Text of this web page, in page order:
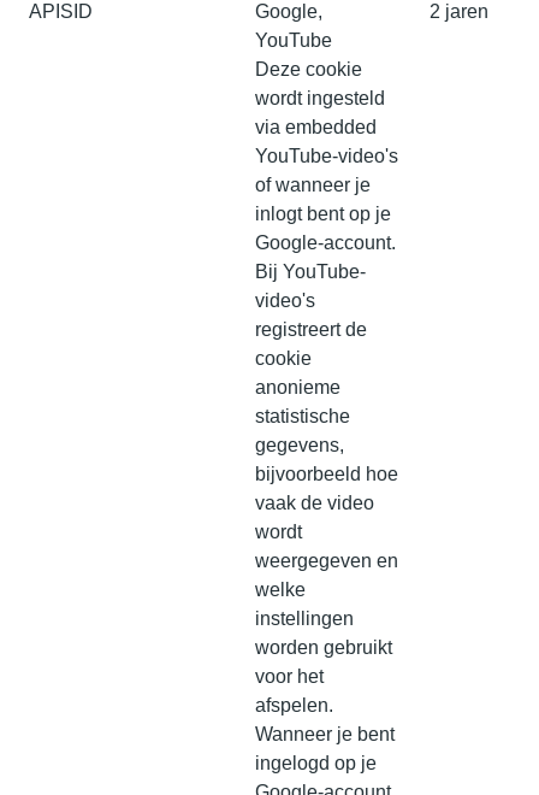
APISID
Google,
YouTube
Deze cookie
wordt ingesteld
via embedded
YouTube-video's
of wanneer je
inlogt bent op je
Google-account.
Bij YouTube-
video's
registreert de
cookie
anonieme
statistische
gegevens,
bijvoorbeeld hoe
vaak de video
wordt
weergegeven en
welke
instellingen
worden gebruikt
voor het
afspelen.
Wanneer je bent
ingelogd op je
2 jaren